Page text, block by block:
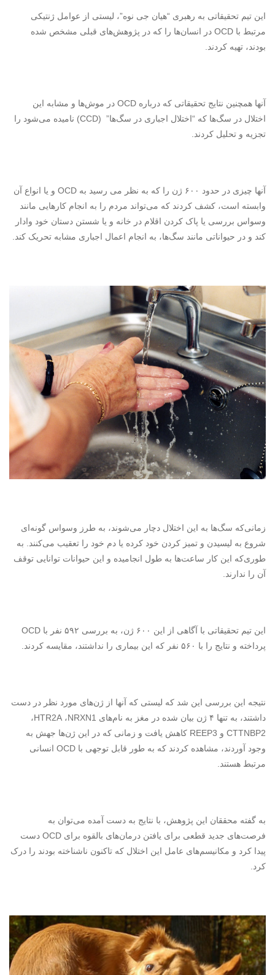
این تیم تحقیقاتی به رهبری “هیان جی نوه”، لیستی از عوامل ژنتیکی
مرتبط با OCD در انسان‌ها را که در پژوهش‌های قبلی مشخص شده
بودند، تهیه کردند.
آنها همچنین نتایج تحقیقاتی که درباره OCD در موش‌ها و مشابه این
اختلال در سگ‌ها که “اختلال اجباری در سگ‌ها” (CCD) نامیده می‌شود را
تجزیه و تحلیل کردند.
آنها چیزی در حدود ۶۰۰ ژن را که به نظر می رسید به OCD و یا انواع آن
وابسته است، کشف کردند که می‌تواند مردم را به انجام کارهایی مانند
وسواس بررسی یا پاک کردن اقلام در خانه و یا شستن دستان خود وادار
کند و در حیواناتی مانند سگ‌ها، به انجام اعمال اجباری مشابه تحریک کند.
زمانی‌که سگ‌ها به این اختلال دچار می‌شوند، به طرز وسواس گونه‌ای
شروع به لیسیدن و تمیز کردن خود کرده یا دم خود را تعقیب می‌کنند. به
طوری‌که این کار ساعت‌ها به طول انجامیده و این حیوانات توانایی توقف
آن را ندارند.
این تیم تحقیقاتی با آگاهی از این ۶۰۰ ژن، به بررسی ۵۹۲ نفر با
OCD
پرداخته و نتایج را با ۵۶۰ نفر که این بیماری را نداشتند، مقایسه کردند.
نتیجه این بررسی این شد که لیستی که آنها از ژن‌های مورد نظر در دست
داشتند، به تنها ۴ ژن بیان شده در مغز به نام‌های
NRXN1، HTR2A،
CTTNBP2 و REEP3 کاهش یافت و زمانی که در این ژن‌ها جهش به
وجود آوردند، مشاهده کردند که به طور قابل توجهی با OCD انسانی
مرتبط هستند.
به گفته محققان این پژوهش، با نتایج به دست آمده می‌توان به
فرصت‌های جدید قطعی برای یافتن درمان‌های بالقوه برای OCD دست
پیدا کرد و مکانیسم‌های عامل این اختلال که تاکنون ناشناخته بودند را درک
کرد.